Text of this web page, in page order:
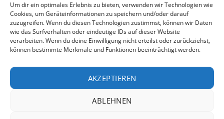
Um dir ein optimales Erlebnis zu bieten, verwenden wir Technologien wie
Cookies, um Geräteinformationen zu speichern und/oder darauf
zuzugreifen. Wenn du diesen Technologien zustimmst, können wir Daten
wie das Surfverhalten oder eindeutige IDs auf dieser Website
verarbeiten. Wenn du deine Einwilligung nicht erteilst oder zurückziehst,
können bestimmte Merkmale und Funktionen beeinträchtigt werden.
AKZEPTIEREN
ABLEHNEN
um den Kauf landwirtschaftlicher Bedarfsartikel geht.